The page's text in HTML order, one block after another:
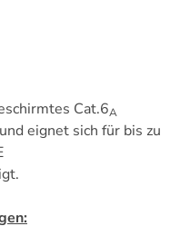
Cat.6A
eignet sich für bis zu